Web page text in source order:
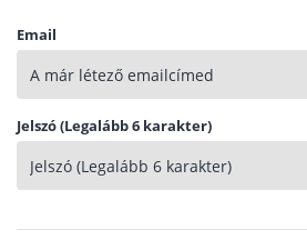
Email
Jelszó (Legalább 6 karakter)